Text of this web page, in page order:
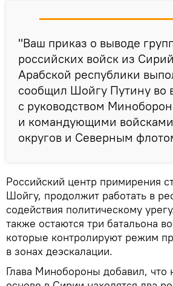
"Ваш приказ о выводе
российских войск из
Арабской республики
сообщил Шойгу Путину во
с руководством
и командующими
округов и Северным
Российский центр примирения
Шойгу, продолжит работать в
содействия политическому
также остаются три батальона
которые контролируют режим
в зонах деэскалации.
Глава Минобороны добавил, что